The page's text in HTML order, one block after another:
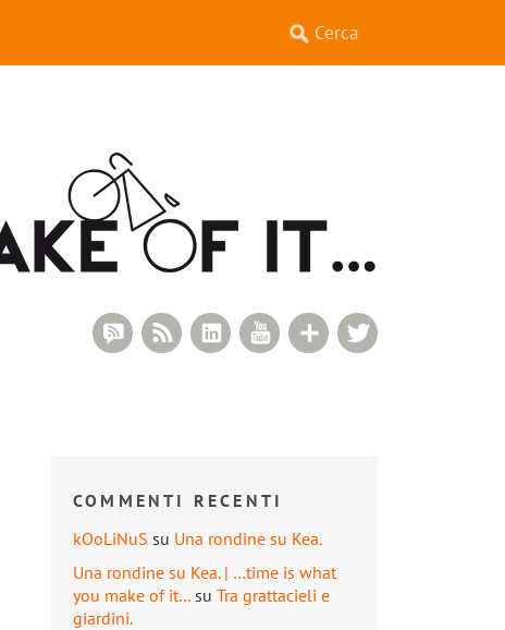
Google+
YouTube
LinkedIn
RSS Feed
RSS Comments
COMMENTI RECENTI
kOoLiNuS su Una rondine su Kea.
Una rondine su Kea. | …time is what
you make of it… su Tra grattacieli e
giardini.